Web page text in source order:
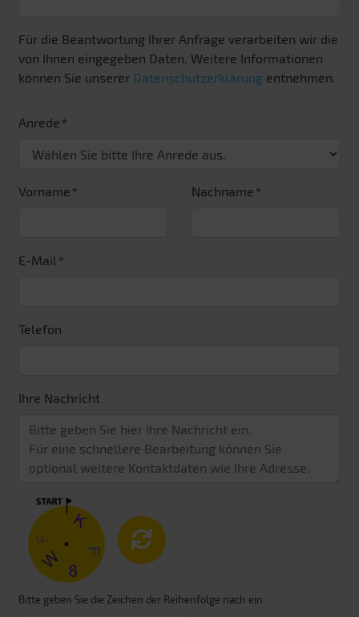
Für die Beantwortung Ihrer Anfrage verarbeiten wir die
von Ihnen eingegeben Daten. Weitere Informationen
können Sie unserer Datenschutzerklärung entnehmen.
Anrede
Vorname Nachname
E-Mail
Telefon
Ihre Nachricht
Bitte geben Sie die Zeichen der Reihenfolge nach ein.